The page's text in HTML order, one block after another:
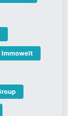
Immowelt